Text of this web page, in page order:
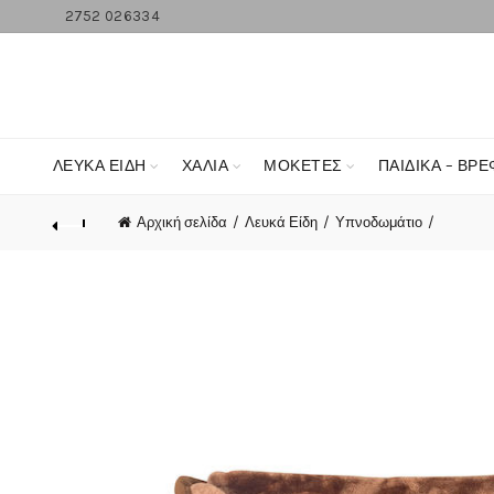
2752 026334
ΛΕΥΚΆ ΕΊΔΗ ΧΑΛΙΑ ΜΟΚΕΤΕΣ ΠΑΙΔΙΚΑ –
Αρχική σελίδα Λευκά Είδη Υπνοδωμάτιο